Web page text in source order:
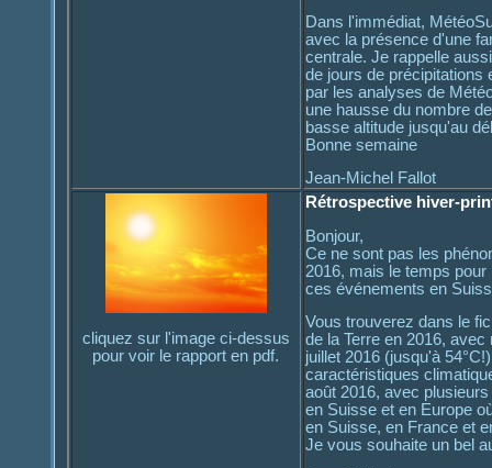
Dans l'immédiat,
avec la présence d'une
centrale. Je rappelle
de jours de précipitations
par les analyses de
une hausse du nombre
basse altitude jusqu'au
Bonne semaine
Jean-Michel Fallot
cliquez sur l'image ci-dessus
pour voir le rapport en pdf.
Rétrospective hiver-
Bonjour,
Ce ne sont pas les
2016, mais le temps
ces événements en
Vous trouverez dans le
de la Terre en 2016,
juillet 2016 (jusqu'à
caractéristiques
août 2016, avec
en Suisse et en Europe
en Suisse, en France et
Je vous souhaite un bel